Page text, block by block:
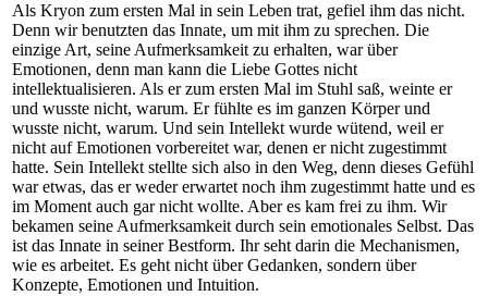
Als Kryon zum ersten Mal in sein Leben trat, gefiel ihm das nicht.
Denn wir benutzten das Innate, um mit ihm zu sprechen. Die
einzige Art, seine Aufmerksamkeit zu erhalten, war über
Emotionen, denn man kann die Liebe Gottes nicht
intellektualisieren. Als er zum ersten Mal im Stuhl saß, weinte er
und wusste nicht, warum. Er fühlte es im ganzen Körper und
wusste nicht, warum. Und sein Intellekt wurde wütend, weil er
nicht auf Emotionen vorbereitet war, denen er nicht zugestimmt
hatte. Sein Intellekt stellte sich also in den Weg, denn dieses Gefühl
war etwas, das er weder erwartet noch ihm zugestimmt hatte und es
im Moment auch gar nicht wollte. Aber es kam frei zu ihm. Wir
bekamen seine Aufmerksamkeit durch sein emotionales Selbst. Das
ist das Innate in seiner Bestform. Ihr seht darin die Mechanismen,
wie es arbeitet. Es geht nicht über Gedanken, sondern über
Konzepte, Emotionen und Intuition.